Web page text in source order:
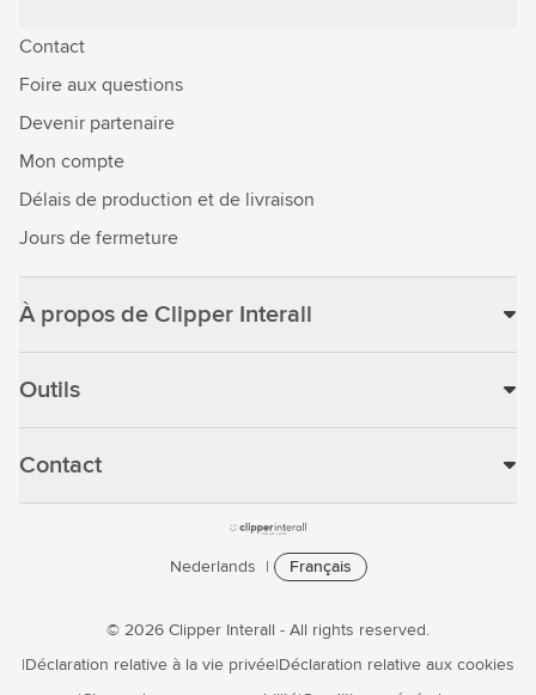
Contact
Foire aux questions
Devenir partenaire
Mon compte
Délais de production et de livraison
Jours de fermeture
À propos de Clipper Interall
Outils
Contact
Nederlands Français
© 2026 Clipper Interall - All rights reserved.
Déclaration relative à la vie privée Déclaration relative aux cookies